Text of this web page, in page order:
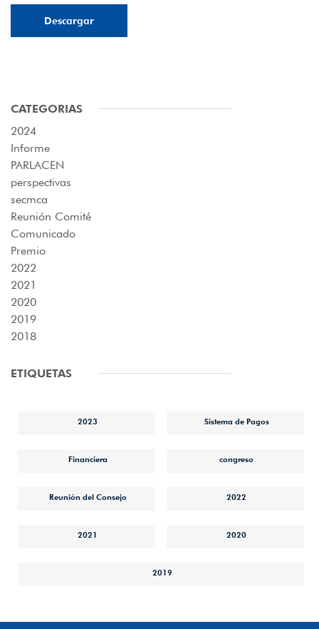
Descargar
CATEGORIAS
2024
Informe
PARLACEN
perspectivas
secmca
Reunión Comité
Comunicado
Premio
2022
2021
2020
2019
2018
ETIQUETAS
2023 Sistema de Pagos
Financiera congreso
Reunión del Consejo 2022
2021 2020
2019